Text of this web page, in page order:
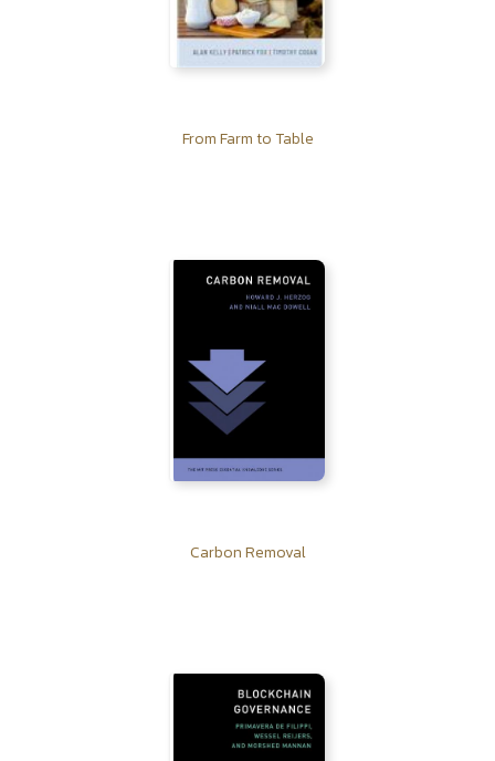
From Farm to Table
Carbon Removal